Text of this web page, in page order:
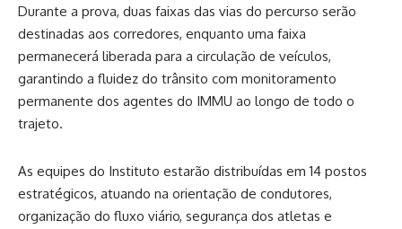
Durante a prova, duas faixas das vias do percurso serão
destinadas aos corredores, enquanto uma faixa
permanecerá liberada para a circulação de veículos,
garantindo a fluidez do trânsito com monitoramento
permanente dos agentes do IMMU ao longo de todo o
trajeto.
As equipes do Instituto estarão distribuídas em 14 postos
estratégicos, atuando na orientação de condutores,
organização do fluxo viário, segurança dos atletas e